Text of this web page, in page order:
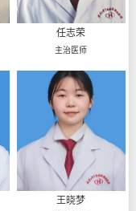
任志荣
主治医师
王晓梦